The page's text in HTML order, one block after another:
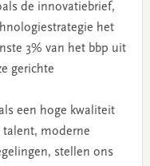
de innovatiebrief,
het
3% van het bbp uit
gerichte
een hoge kwaliteit
moderne
stellen ons